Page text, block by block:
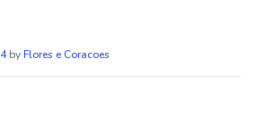
byFlores e Coracoes